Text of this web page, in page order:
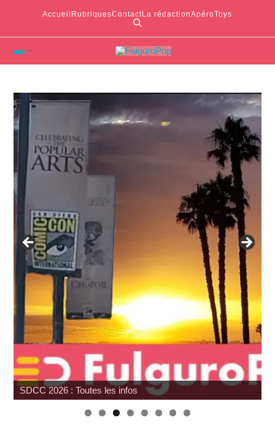
Accueil RubriquesContactLa rédactionApéroToys
Wonfest : les indépendants